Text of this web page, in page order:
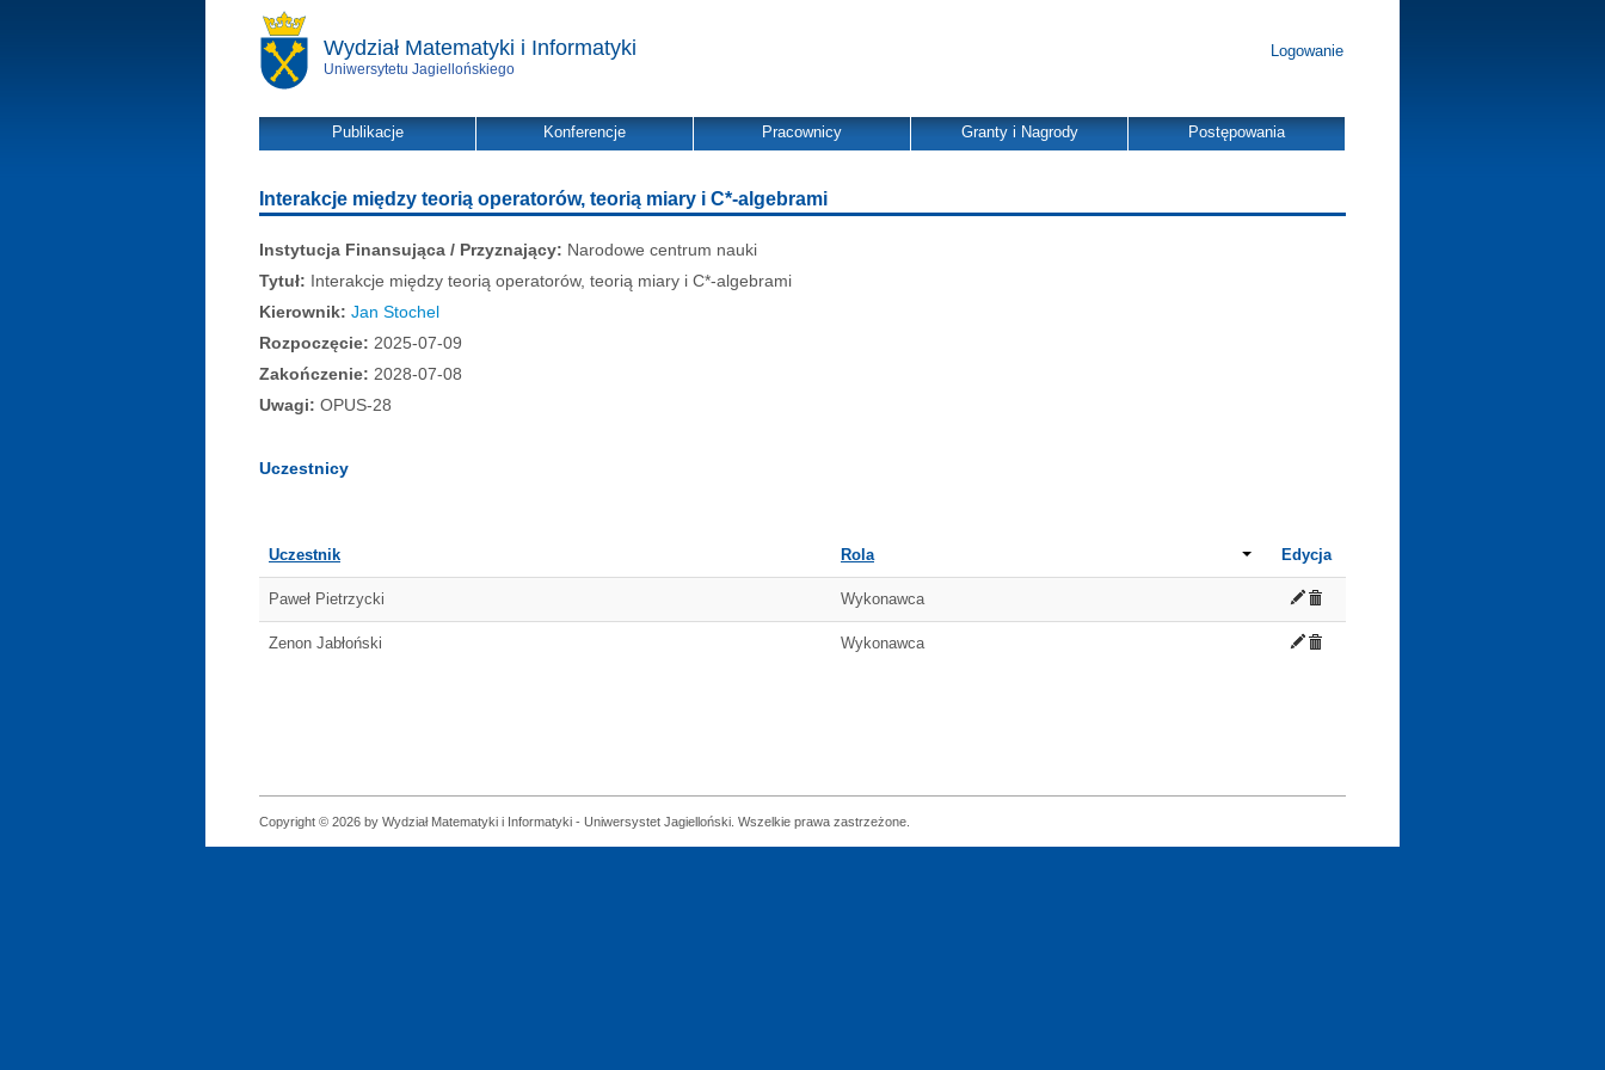
Wydział Matematyki i Informatyki
Uniwersytetu Jagiellońskiego
Logowanie
Publikacje Konferencje Pracownicy Granty i Nagrody Postępowania
Interakcje między teorią operatorów, teorią miary i C*-algebrami
Instytucja Finansująca / Przyznający: Narodowe centrum nauki
Tytuł: Interakcje między teorią operatorów, teorią miary i C*-algebrami
Kierownik: Jan Stochel
Rozpoczęcie: 2025-07-09
Zakończenie: 2028-07-08
Uwagi: OPUS-28
Uczestnicy
Uczestnik Rola Edycja
Paweł Pietrzycki Wykonawca
Zenon Jabłoński Wykonawca
Copyright © 2026 by Wydział Matematyki i Informatyki - Uniwersystet Jagielloński. Wszelkie prawa zastrzeżone.